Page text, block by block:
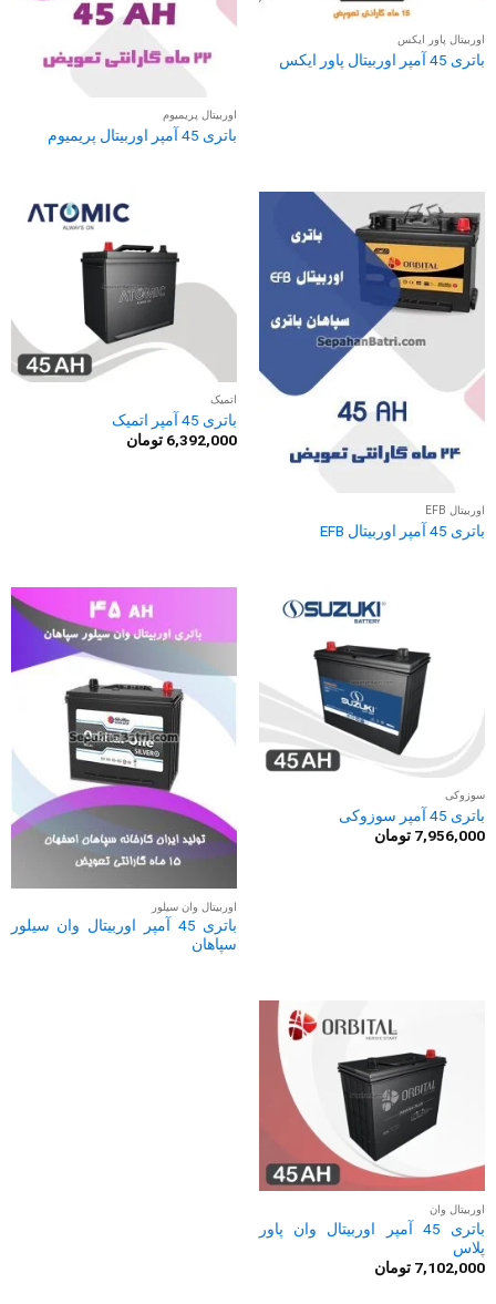
اوربیتال پاور ایکس
باتری 45 آمپر اوربیتال پاور ایکس
اوربیتال پریمیوم
باتری 45 آمپر اوربیتال پریمیوم
اوربیتال EFB
باتری 45 آمپر اوربیتال EFB
اتمیک
باتری 45 آمپر اتمیک
6,392,000 تومان
سوزوکی
باتری 45 آمپر سوزوکی
7,956,000 تومان
اوربیتال وان سیلور
باتری 45 آمپر اوربیتال وان سیلور
سپاهان
اوربیتال وان
باتری 45 آمپر اوربیتال وان پاور
پلاس
7,102,000 تومان